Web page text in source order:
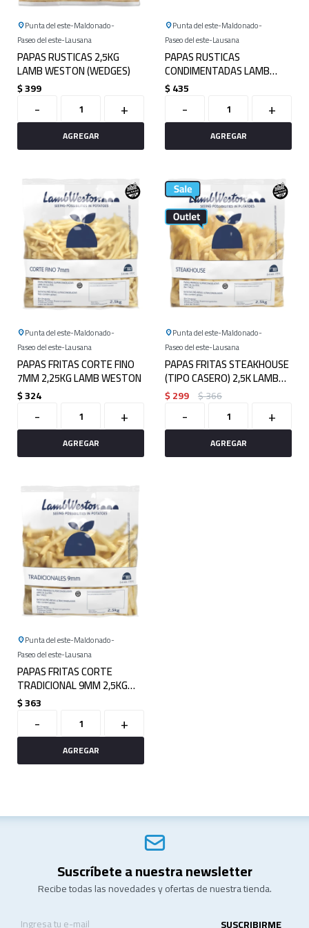
Punta del este Maldonado
Paseo del este Lausana
PAPAS RUSTICAS 2,5KG
LAMB WESTON (WEDGES)
$399
- +
Punta del este Maldonado
Paseo del este Lausana
PAPAS RUSTICAS
CONDIMENTADAS LAMB
WESTON 2KG (WEDGES)
$435
- +
Punta del este Maldonado
Paseo del este Lausana
PAPAS FRITAS CORTE FINO
7MM 2,25KG LAMB WESTON
$324
- +
Punta del este Maldonado
Paseo del este Lausana
PAPAS FRITAS STEAKHOUSE
(TIPO CASERO) 2,5K LAMB
WESTON
$299 $366
- +
Punta del este Maldonado
Paseo del este Lausana
PAPAS FRITAS CORTE
TRADICIONAL 9MM 2,5KG
LAMB WESTON
$363
- +
Suscríbete a nuestra newsletter
Recibe todas las novedades y ofertas de nuestra tienda.